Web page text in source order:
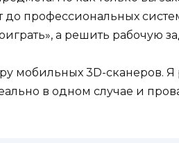
до профессиональных
а решить рабочую
мобильных 3D-сканеров. Я
в одном случае и